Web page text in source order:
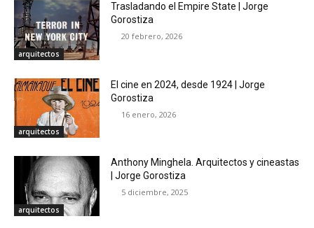
arquitectos
Trasladando el Empire State | Jorge
Gorostiza
20 febrero, 2026
arquitectos
El cine en 2024, desde 1924 | Jorge
Gorostiza
16 enero, 2026
arquitectos
Anthony Minghela. Arquitectos y cineastas
| Jorge Gorostiza
5 diciembre, 2025